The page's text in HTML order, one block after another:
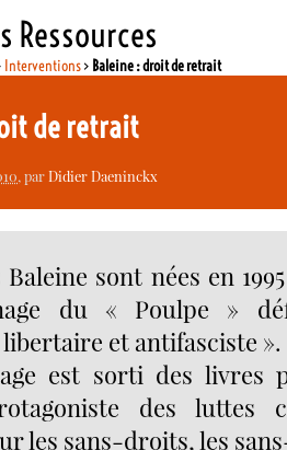
Ressources
Interventions> Baleine : droit de retrait
de retrait
, parDidier Daeninckx
sont nées en
du « Poulpe »
et antifasciste ».
est sorti des livres
des luttes
les sans-droits, les